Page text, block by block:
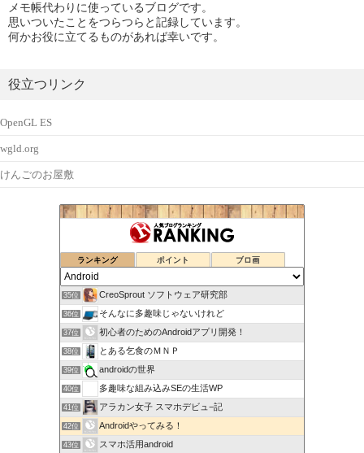
メモ帳代わりに使っているブログです。
思いついたことをつらつらと記録しています。
何かお役に立てるものがあれば幸いです。
役立つリンク
OpenGL ES
wgld.org
けんごのお屋敷
ランキング ポイント ブロ画
35位 CreoSprout ソフトウェア研究部
36位 そんなに多趣味じゃないけれど
37位 初心者のためのAndroidアプリ開発！
38位 とある乞食のＭＮＰ
39位 androidの世界
40位 多趣味な組み込みSEの生活WP
41位 アラカン女子 スマホデビュ−記
42位 Androidやってみる！
43位 スマホ活用android